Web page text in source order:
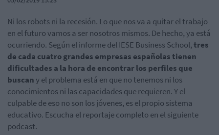
Ni los robots ni la recesión. Lo que nos va a quitar el trabajo
en el futuro vamos a ser nosotros mismos. De hecho, ya está
ocurriendo. Según el informe del IESE Business School,tres
de cada cuatro grandes empresas españolas tienen
dificultades a la hora de encontrar los perfiles que
buscany el problema está en que no tenemos ni los
conocimientos ni las capacidades que requieren. Y el
culpable de eso no son los jóvenes, es el propio sistema
educativo. Escucha el reportaje completo en el siguiente
podcast.